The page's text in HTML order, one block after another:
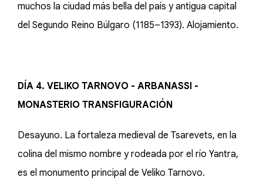
muchos la ciudad más bella del país y antigua capital
del Segundo Reino Búlgaro (1185–1393). Alojamiento.
DÍA 4. VELIKO TARNOVO - ARBANASSI -
MONASTERIO TRANSFIGURACIÓN
Desayuno. La fortaleza medieval de Tsarevets, en la
colina del mismo nombre y rodeada por el río Yantra,
es el monumento principal de Veliko Tarnovo.